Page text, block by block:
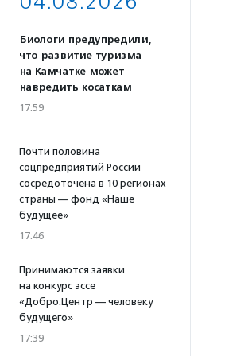
Биологи предупредили,
что развитие туризма
на Камчатке может
навредить косаткам
17:59
Почти половина
соцпредприятий России
сосредоточена в 10 регионах
страны — фонд «Наше
будущее»
17:46
Принимаются заявки
на конкурс эссе
«Добро.Центр — человеку
будущего»
17:39